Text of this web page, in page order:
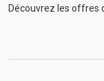
Découvrez les offres